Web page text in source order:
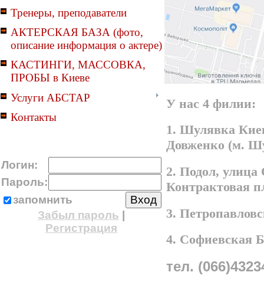
Тренеры, преподаватели
АКТЕРСКАЯ БАЗА (фото,
описание информация о актере)
КАСТИНГИ, МАССОВКА,
ПРОБЫ в Киеве
Услуги АБСТАР
Контакты
Логин:
Пароль:
запомнить
Забыл пароль
Регистрация
У нас 4 филии:
1. Шулявка
Довженко (м.
2. Подол,
Контрактовая
3.
4. Софиевская
тел.